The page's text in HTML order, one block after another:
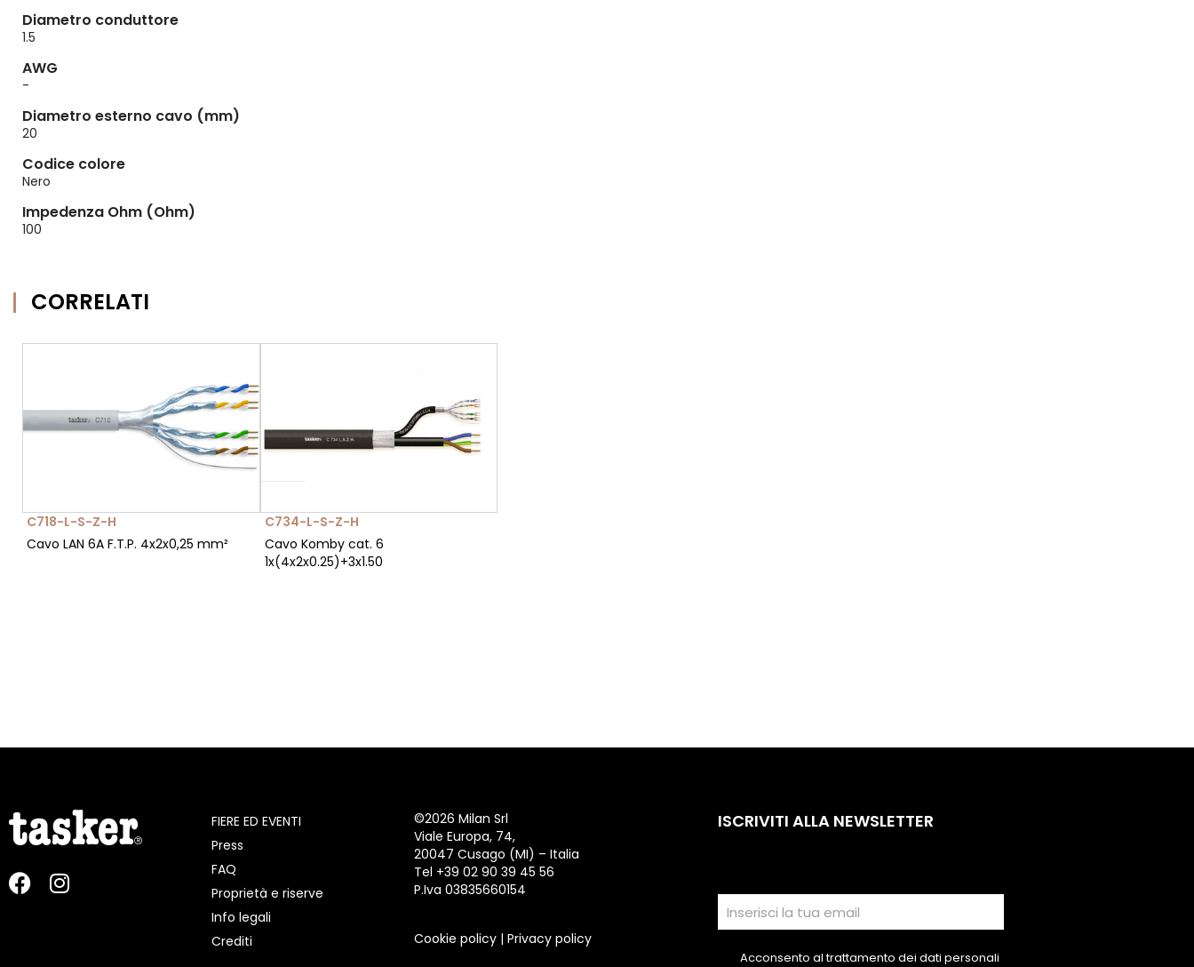
Diametro conduttore
1.5
AWG
-
Diametro esterno cavo (mm)
20
Codice colore
Nero
Impedenza Ohm (Ohm)
100
CORRELATI
C718-L-S-Z-H
Cavo LAN 6A F.T.P. 4x2x0,25 mm²
C734-L-S-Z-H
Cavo Komby cat. 6
1x(4x2x0.25)+3x1.50
FIERE ED EVENTI
Press
FAQ
Proprietà e riserve
Info legali
Crediti
©2026 Milan Srl
Viale Europa, 74,
20047 Cusago (MI) – Italia
Tel +39 02 90 39 45 56
P.Iva 03835660154
Cookie policy | Privacy policy
ISCRIVITI ALLA NEWSLETTER
Acconsento al trattamento dei dati personali